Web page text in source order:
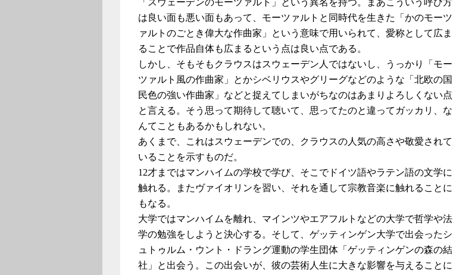
「スウェーデンのモーツァルト」という異名を持つ。まあこういう呼び方
は良い面も悪い面もあって、モーツァルトと同時代を生きた「かのモーツ
ァルトのごとき偉大な作曲家」という意味で用いられて、愛称として広ま
ることで作品自体も広まるという点は良い点である。
しかし、そもそもクラウスはスウェーデン人ではないし、うっかり「モー
ツァルト風の作曲家」とかシベリウスやグリーグなどのような「北欧の国
民色の強い作曲家」などと捉えてしまいがちなのはあまりよろしくない点
と言える。そう思って期待して聴いて、思ってたのと違ってガッカリ、な
んてこともあるかもしれない。
あくまで、これはスウェーデンでの、クラウスの人気の高さや敬愛されて
いることを示すものだ。
12才まではマンハイムの学校で学び、そこでドイツ語やラテン語の文学に
触れる。またヴァイオリンを習い、それを通して宗教音楽に触れることに
もなる。
大学ではマンハイムを離れ、マインツやエアフルトなどの大学で哲学や法
学の勉強をしようと決心する。そして、ゲッティンゲン大学で出会ったシ
ュトゥルム・ウント・ドラング運動の学生団体「ゲッティンゲンの森の結
社」と出会う。この出会いが、彼の芸術人生に大きな影響を与えることに